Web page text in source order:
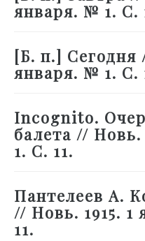
января. № 1. С.
[Б. п.] Сегодня
января. № 1. С.
Incognito.
балета // Новь.
1. С. 11.
Пантелеев А.
// Новь. 1915. 1
11.